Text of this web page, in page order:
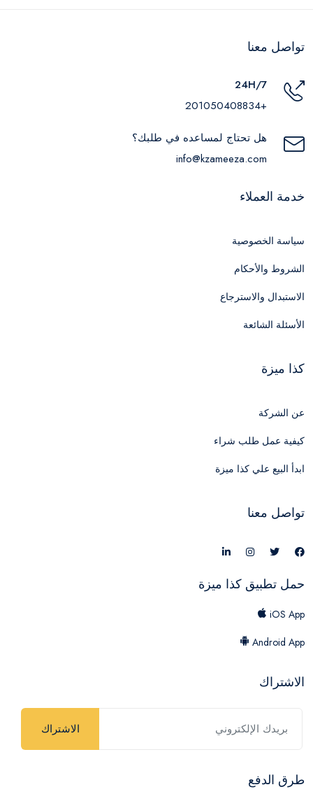
تواصل معنا
24H/7
+201050408834
هل تحتاج لمساعده في طلبك؟
info@kzameeza.com
خدمة العملاء
سياسة الخصوصية
الشروط والأحكام
الاستبدال والاسترجاع
الأسئلة الشائعة
كذا ميزة
عن الشركة
كيفية عمل طلب شراء
ابدأ البيع علي كذا ميزة
تواصل معنا
حمل تطبيق كذا ميزة
iOS App
Android App
الاشتراك
الاشتراك
طرق الدفع